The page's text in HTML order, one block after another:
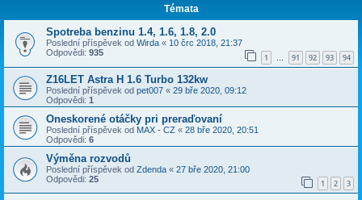
Témata
Spotreba benzinu 1.4, 1.6, 1.8, 2.0
Poslední příspěvek od Wirda « 10 črc 2018, 21:37
Odpovědi: 935 1 … 91 92 93 94
Z16LET Astra H 1.6 Turbo 132kw
Poslední příspěvek od pet007 « 29 bře 2020, 09:12
Odpovědi: 1
Oneskorené otáčky pri preraďovaní
Poslední příspěvek od MAX - CZ « 28 bře 2020, 20:51
Odpovědi: 6
Výměna rozvodů
Poslední příspěvek od Zdenda « 27 bře 2020, 21:00
Odpovědi: 25 1 2 3